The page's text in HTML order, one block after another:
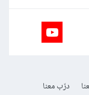
درّب معنا